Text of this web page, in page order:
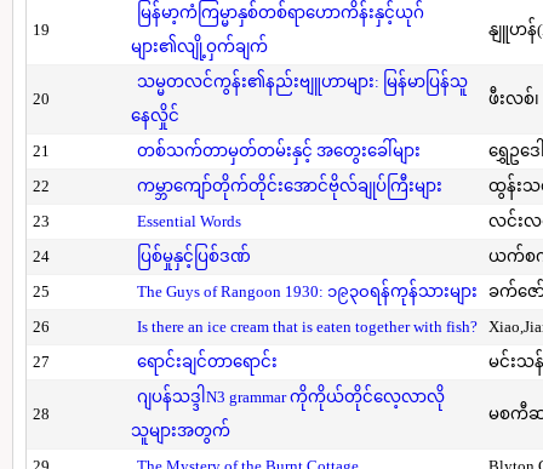
19
မြန်မာ့ကံကြမ္မာနှစ်တစ်ရာဟောကိန်းနှင့်ယုဂ်
များ၏လျို့ဝှက်ချက်
နျူဟန်
20
သမ္မတလင်ကွန်း၏နည်းဗျူဟာများ: မြန်မာပြန်သူ
နေလှိုင်
ဖီးလစ်
21 တစ်သက်တာမှတ်တမ်းနှင့် အတွေးခေါ်များ
ရွှေဥဒေ
22
ကမ္ဘာကျော်တိုက်တိုင်းအောင်ဗိုလ်ချုပ်ကြီးများ
ထွန်းသ
23
Essential Words
လင်းလ
24
ပြစ်မှုနှင့်ပြစ်ဒဏ်
ယက်စကီ
25
The Guys of Rangoon 1930: ၁၉၃၀ရန်ကုန်သားများ
ခက်ဇေ
26
Is there an ice cream that is eaten together with fish?
27
ရောင်းချင်တာရောင်း မင်းသ
28
ဂျပန်သဒ္ဒါN3 grammar ကိုကိုယ်တိုင်လေ့လာလို
သူများအတွက်
မစကီ